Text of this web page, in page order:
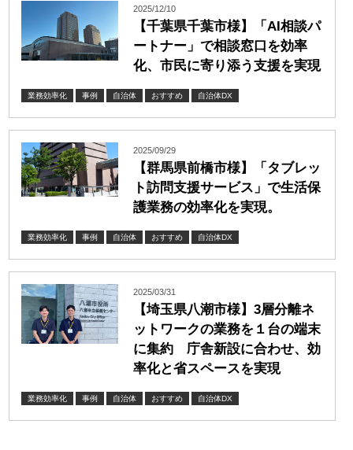
2025/12/10
【千葉県千葉市様】「AI相談パ
ートナー」で相談窓口を効率
化、市民に寄り添う支援を実現
業務効率化 事例 自治体 おすすめ 自治体DX
2025/09/29
【群馬県前橋市様】「タブレッ
ト訪問支援サービス」で生活保
護業務の効率化を実現。
業務効率化 事例 自治体 おすすめ 自治体DX
2025/03/31
【埼玉県八潮市様】3層分離ネ
ットワークの業務を１台の端末
に集約 庁舎新設に合わせ、効
率化と省スペースを実現
業務効率化 事例 自治体 おすすめ 自治体DX